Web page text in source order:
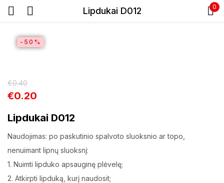
Lipdukai D012 0
SALE
-50%
€0.40
€0.20
Lipdukai D012
Naudojimas: po paskutinio spalvoto sluoksnio ar topo,
nenuimant lipnų sluoksnį:
1. Nuimti lipduko apsauginę plėvelę;
2. Atkirpti lipduką, kurį naudosit;
Prisiminti slaptažodį
Pamiršote slaptažodį?
Prisijungti